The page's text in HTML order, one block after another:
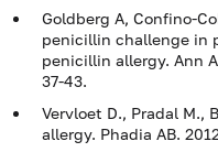
Goldberg A, Confino-
penicillin challenge in
penicillin allergy. Ann
37-43.
Vervloet D., Pradal M.,
allergy. Phadia AB.